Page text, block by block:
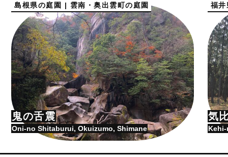
島根県の庭園 | 雲南・奥出雲町の庭園
鬼の舌震
Oni-no Shitaburui, Okuizumo, Shimane
福
気